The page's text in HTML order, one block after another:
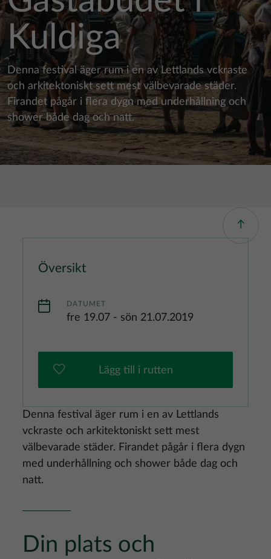
Kuldiga
Denna festival äger rum i en av Lettlands vckraste
och arkitektoniskt sett mest välbevarade städer.
Firandet pågår i flera dygn med underhållning och
shower både dag och natt.
Denna festival äger rum i en av Lettlands
vckraste och arkitektoniskt sett mest
välbevarade städer. Firandet pågår i flera dygn
med underhållning och shower både dag och
natt.
Översikt
DATUMET
fre 19.07 - sön 21.07.2019
Lägg till i rutten
Din plats och